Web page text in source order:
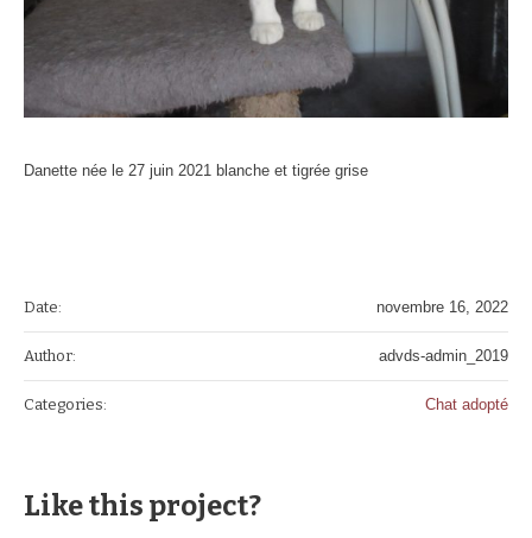
Danette née le 27 juin 2021 blanche et tigrée grise
Date: novembre 16, 2022
Author: advds-admin_2019
Categories: Chat adopté
Like this project?